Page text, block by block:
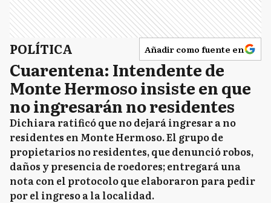
POLÍTICA Añadir como fuente en
Cuarentena: Intendente de
Monte Hermoso insiste en que
no ingresarán no residentes
Dichiara ratificó que no dejará ingresar a no
residentes en Monte Hermoso. El grupo de
propietarios no residentes, que denunció robos,
daños y presencia de roedores; entregará una
nota con el protocolo que elaboraron para pedir
por el ingreso a la localidad.